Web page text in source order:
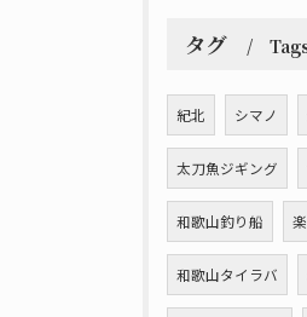
タグ
紀北 シマノ
太刀魚ジギング
和歌山釣り船
和歌山タイラバ